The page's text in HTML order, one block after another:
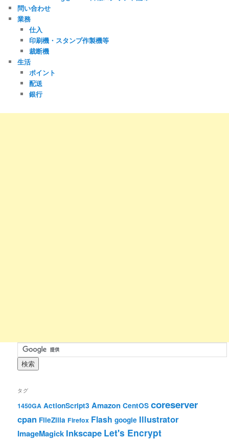
問い合わせ
業務
仕入
印刷機・スタンプ作製機等
裁断機
生活
ポイント
配送
銀行
タグ
1450GA ActionScript3 Amazon CentOS coreserver
cpan FileZilla Firefox Flash google Illustrator
ImageMagick Inkscape Let's Encrypt